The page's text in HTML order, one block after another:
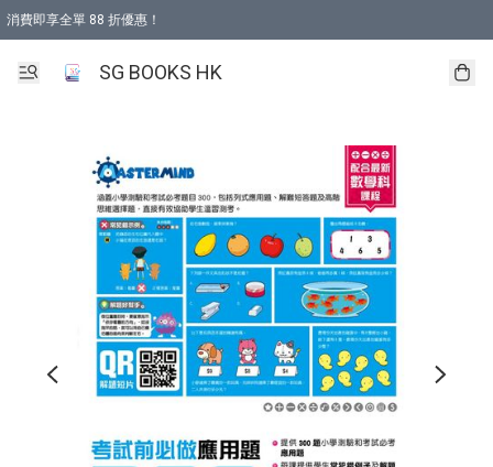
消費即享全單 88 折優惠！
SG BOOKS HK